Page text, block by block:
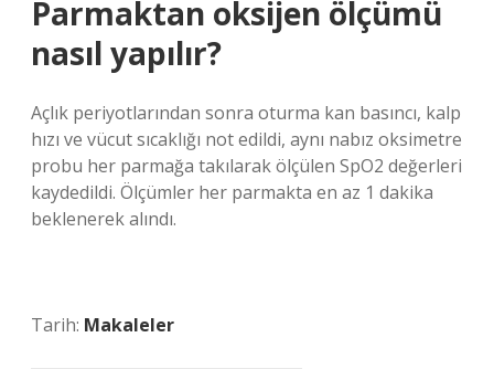
Parmaktan oksijen ölçümü
nasıl yapılır?
Açlık periyotlarından sonra oturma kan basıncı, kalp
hızı ve vücut sıcaklığı not edildi, aynı nabız oksimetre
probu her parmağa takılarak ölçülen SpO2 değerleri
kaydedildi. Ölçümler her parmakta en az 1 dakika
beklenerek alındı.
Tarih: Makaleler